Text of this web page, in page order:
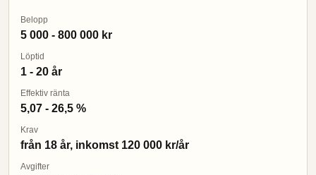
Belopp
5 000 - 800 000 kr
Löptid
1 - 20 år
Effektiv ränta
5,07 - 26,5 %
Krav
från 18 år, inkomst 120 000 kr/år
Avgifter